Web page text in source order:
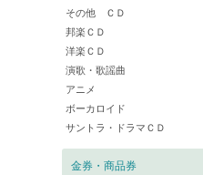
その他 ＣＤ
邦楽ＣＤ
洋楽ＣＤ
演歌・歌謡曲
アニメ
ボーカロイド
サントラ・ドラマＣＤ
金券・商品券